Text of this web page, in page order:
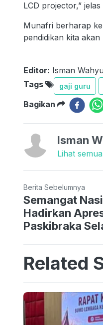
LCD projector,”
Munafri berharap
pendidikan kita
Editor: Isman
Tags
gaji guru
Bagikan
Isman
Lihat
Berita Sebelumnya
Semangat
Hadirkan
Paskibraka
Related